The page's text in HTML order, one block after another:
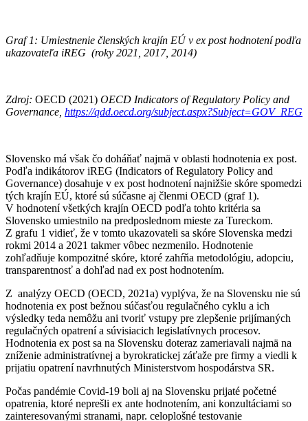
Graf 1: Umiestnenie členských krajín EÚ v ex post hodnotení podľa
ukazovateľa iREG (roky 2021, 2017, 2014)
Zdroj: OECD (2021) OECD Indicators of Regulatory Policy and
Governance, https://qdd.oecd.org/subject.aspx?Subject=GOV_REG
Slovensko má však čo doháňať najmä v oblasti hodnotenia ex post.
Podľa indikátorov iREG (Indicators of Regulatory Policy and
Governance) dosahuje v ex post hodnotení najnižšie skóre spomedzi
tých krajín EÚ, ktoré sú súčasne aj členmi OECD (graf 1).
V hodnotení všetkých krajín OECD podľa tohto kritéria sa
Slovensko umiestnilo na predposlednom mieste za Tureckom.
Z grafu 1 vidieť, že v tomto ukazovateli sa skóre Slovenska medzi
rokmi 2014 a 2021 takmer vôbec nezmenilo. Hodnotenie
zohľadňuje kompozitné skóre, ktoré zahŕňa metodológiu, adopciu,
transparentnosť a dohľad nad ex post hodnotením.
Z analýzy OECD (OECD, 2021a) vyplýva, že na Slovensku nie sú
hodnotenia ex post bežnou súčasťou regulačného cyklu a ich
výsledky teda nemôžu ani tvoriť vstupy pre zlepšenie prijímaných
regulačných opatrení a súvisiacich legislatívnych procesov.
Hodnotenia ex post sa na Slovensku doteraz zameriavali najmä na
zníženie administratívnej a byrokratickej záťaže pre firmy a viedli k
prijatiu opatrení navrhnutých Ministerstvom hospodárstva SR.
Počas pandémie Covid-19 boli aj na Slovensku prijaté početné
opatrenia, ktoré neprešli ex ante hodnotením, ani konzultáciami so
zainteresovanými stranami, napr. celoplošné testovanie